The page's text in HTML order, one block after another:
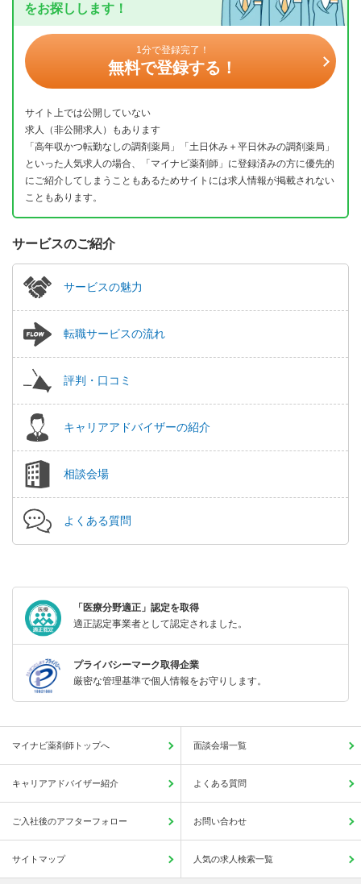
をお探しします！
1分で登録完了！
無料で登録する！
サイト上では公開していない
求人（非公開求人）もあります
「高年収かつ転勤なしの調剤薬局」「土日休み＋平日休みの調剤薬局」
といった人気求人の場合、「マイナビ薬剤師」に登録済みの方に優先的
にご紹介してしまうこともあるためサイトには求人情報が掲載されない
こともあります。
サービスのご紹介
サービスの魅力
転職サービスの流れ
評判・口コミ
キャリアアドバイザーの紹介
相談会場
よくある質問
「医療分野適正」認定を取得
適正認定事業者として認定されました。
プライバシーマーク取得企業
厳密な管理基準で個人情報をお守りします。
マイナビ薬剤師トップへ 面談会場一覧
キャリアアドバイザー紹介 よくある質問
ご入社後のアフターフォロー お問い合わせ
サイトマップ 人気の求人検索一覧